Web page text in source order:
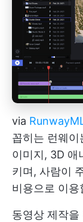
via
꼽히는 런웨
이미지, 3D 애
키며, 사람이
비용으로 이
동영상 제작